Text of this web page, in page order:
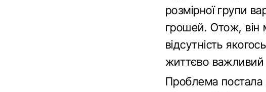
розмірної групи
грошей. Отож, він
відсутність
життєво важливий
Проблема